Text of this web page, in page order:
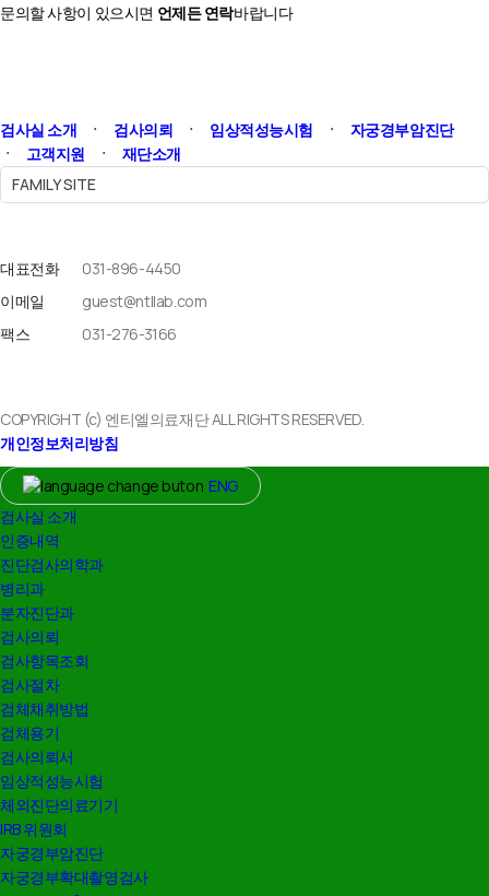
문의할 사항이 있으시면 언제든 연락바랍니다
검사실 소개 ㆍ 검사의뢰 ㆍ 임상적성능시험 ㆍ
자궁경부암진단
ㆍ
고객지원 ㆍ
재단소개
FAMILY SITE
대표전화
031-896-4450
이메일
guest@ntllab.com
팩스
031-276-3166
COPYRIGHT (c) 엔티엘의료재단 ALL RIGHTS RESERVED.
개인정보처리방침
Close
Menu
ENG
검사실 소개
인증내역
진단검사의학과
병리과
분자진단과
검사의뢰
검사항목조회
검사절차
검체채취방법
검체용기
검사의뢰서
임상적성능시험
체외진단의료기기
IRB 위원회
자궁경부암진단
자궁경부확대촬영검사